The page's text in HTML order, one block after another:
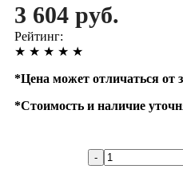
3 604 руб.
Рейтинг:
★ ★ ★ ★ ★
*Цена может отличаться от
*Стоимость и наличие
-